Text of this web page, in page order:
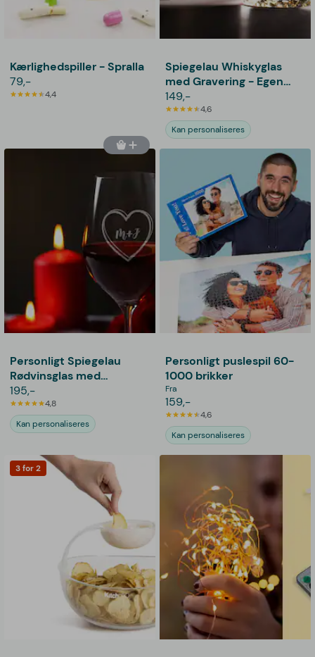
Kærlighedspiller - Spralla
79,-
4,4
Spiegelau Whiskyglas
med Gravering - Egen
Tekst
149,-
4,6
Kan personaliseres
Personligt Spiegelau
Rødvinsglas med
Gravering - Hjerte
195,-
4,8
Kan personaliseres
Personligt puslespil 60-
1000 brikker
Fra
159,-
4,6
Kan personaliseres
3 for 2